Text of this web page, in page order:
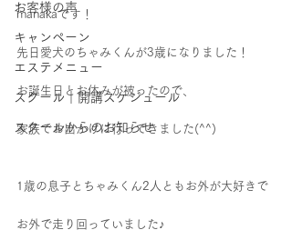
お客様の声
キャンペーン
エステメニュー
スクール｜開講スケジュール
スクールからのお知らせ
manakaです！
先日愛犬のちゃみくんが3歳になりました！
お誕生日とお休みが被ったので、
家族でお出かけに行ってきました(^^)
1歳の息子とちゃみくん2人ともお外が大好きで
お外で走り回っていました♪